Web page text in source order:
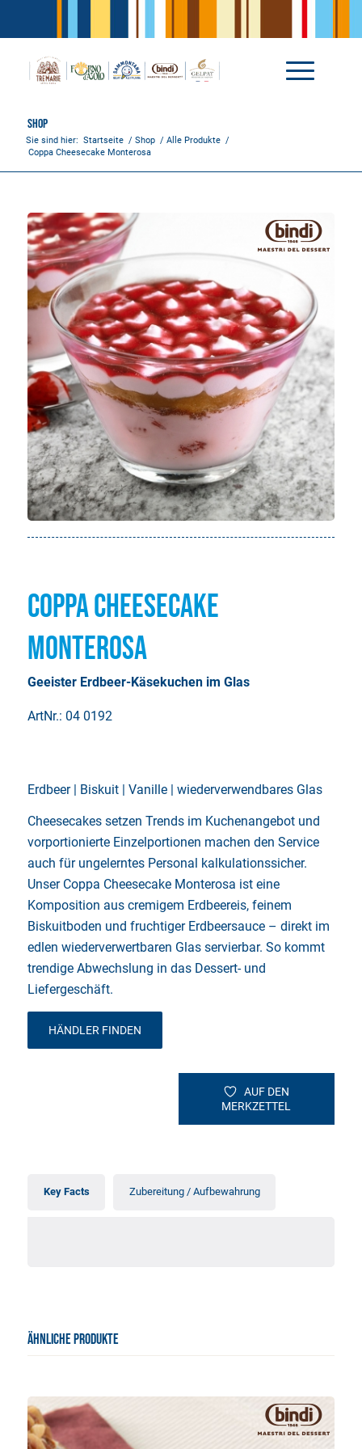
Shop
Sie sind hier: Startseite / Shop / Alle Produkte /
Coppa Cheesecake Monterosa
Coppa Cheesecake
Monterosa
Geeister Erdbeer-Käsekuchen im Glas
ArtNr.: 04 0192
Erdbeer | Biskuit | Vanille | wiederverwendbares Glas
Cheesecakes setzen Trends im Kuchenangebot und
vorportionierte Einzelportionen machen den Service
auch für ungelerntes Personal kalkulationssicher.
Unser Coppa Cheesecake Monterosa ist eine
Komposition aus cremigem Erdbeereis, feinem
Biskuitboden und fruchtiger Erdbeersauce – direkt im
edlen wiederverwertbaren Glas servierbar. So kommt
trendige Abwechslung in das Dessert- und
Liefergeschäft.
HÄNDLER FINDEN
AUF DEN
MERKZETTEL
Key Facts Zubereitung / Aufbewahrung
ÄHNLICHE PRODUKTE